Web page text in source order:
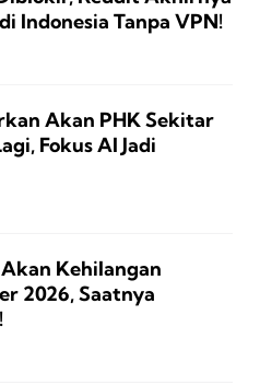
Indonesia Tanpa VPN!
Akan PHK Sekitar
Fokus AI Jadi
Kehilangan
2026, Saatnya